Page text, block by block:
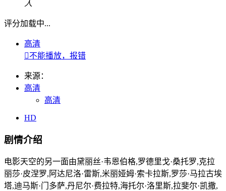
人
评分加载中...
高清
不能播放，报错
来源：
高清
高清
HD
剧情介绍
电影天空的另一面由黛丽丝·韦恩伯格,罗德里戈·桑托罗,克拉
丽莎·皮涅罗,阿达尼洛·雷斯,米丽娅姆·索卡拉斯,罗莎·马拉古埃
塔,迪马斯·门多萨,丹尼尔·费拉特,海托尔·洛里斯,拉斐尔·凯撒,